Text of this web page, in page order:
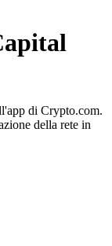
di Crypto.com.
della rete in